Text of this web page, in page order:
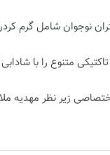
نوجوان شامل گرم
متنوع را با
زیر نظر مهدیه